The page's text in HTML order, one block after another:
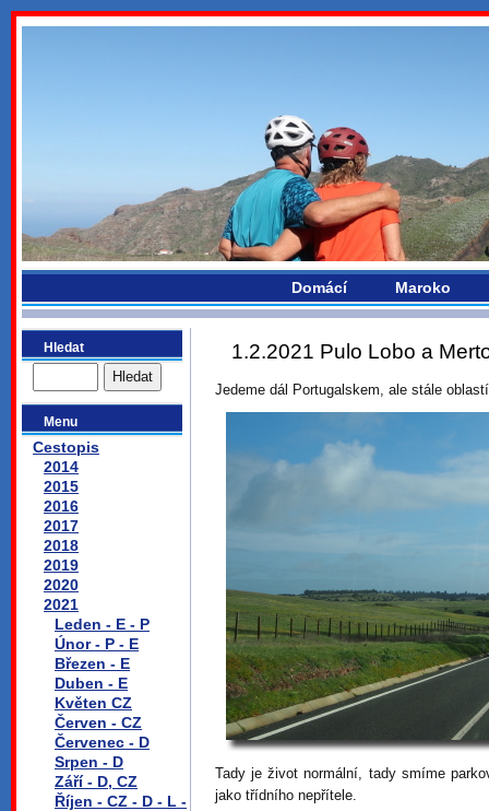
Domácí Maroko
Hledat
Menu
Cestopis
2014
2015
2016
2017
2018
2019
2020
2021
Leden - E - P
Únor - P - E
Březen - E
Duben - E
Květen CZ
Červen - CZ
Červenec - D
Srpen - D
Září - D, CZ
Říjen - CZ - D - L -
1.2.2021 Pulo Lobo a
Jedeme dál Portugalskem, ale stále
Tady je život normální, tady smíme
jako třídního nepřítele.